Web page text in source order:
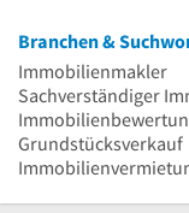
Branchen &
Immobilienmakler
Sachverständiger
Grundstücksverkauf